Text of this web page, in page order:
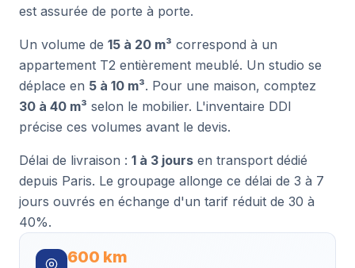
est assurée de porte à porte.
Un volume de 15 à 20 m³ correspond à un
appartement T2 entièrement meublé. Un studio se
déplace en 5 à 10 m³. Pour une maison, comptez
30 à 40 m³ selon le mobilier. L'inventaire DDI
précise ces volumes avant le devis.
Délai de livraison : 1 à 3 jours en transport dédié
depuis Paris. Le groupage allonge ce délai de 3 à 7
jours ouvrés en échange d'un tarif réduit de 30 à
40%.
600 km